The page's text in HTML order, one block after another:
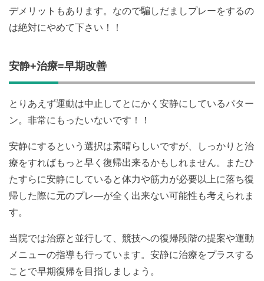
デメリットもあります。なので騙しだましプレーをするの
は絶対にやめて下さい！！
安静+治療=早期改善
とりあえず運動は中止してとにかく安静にしているパター
ン。非常にもったいないです！！
安静にするという選択は素晴らしいですが、しっかりと治
療をすればもっと早く復帰出来るかもしれません。またひ
たすらに安静にしていると体力や筋力が必要以上に落ち復
帰した際に元のプレ―が全く出来ない可能性も考えられま
す。
当院では治療と並行して、競技への復帰段階の提案や運動
メニューの指導も行っています。安静に治療をプラスする
ことで早期復帰を目指しましょう。